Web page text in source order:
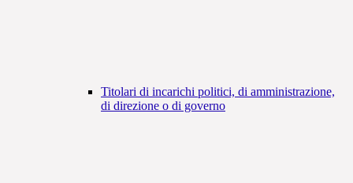
Titolari di incarichi politici, di amministrazione,
di direzione o di governo